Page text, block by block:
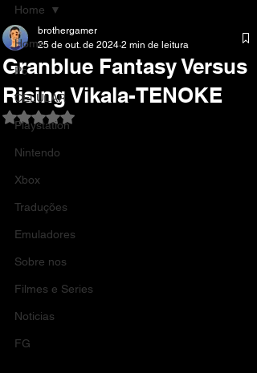
Home
Pc
CELULAR
Playstation
Nintendo
Xbox
Traduções
Emuladores
Sobre nos
Filmes e Series
Noticias
FG
Home
Granblue Fantasy Versus
Rising Vikala-TENOKE
brothergamer
25 de out. de 2024 2 min de leitura
Avaliado com NaN de 5 estrelas.